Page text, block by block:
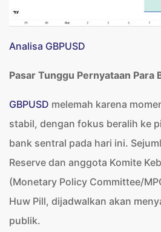
Analisa GBPUSD
Pasar Tunggu Pernyataan Para
GBPUSD melemah karena
stabil, dengan fokus beralih ke
bank sentral pada hari ini.
Reserve dan anggota Komite
(Monetary Policy Committee/
Huw Pill, dijadwalkan akan
publik.